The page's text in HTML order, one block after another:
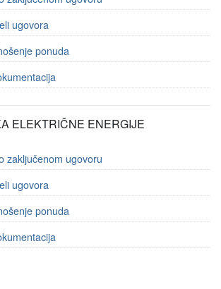
ugovora
ponuda
ELEKTRIČNE ENERGIJE
zaključenom ugovoru
ugovora
ponuda